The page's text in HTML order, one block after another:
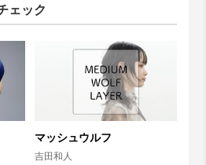
ェック
マッシュウルフ
吉田和人